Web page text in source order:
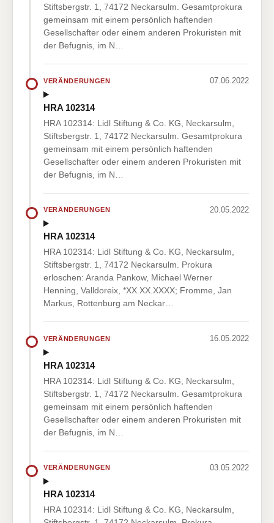
Stiftsbergstr. 1, 74172 Neckarsulm. Gesamtprokura
gemeinsam mit einem persönlich haftenden
Gesellschafter oder einem anderen Prokuristen mit
der Befugnis, im N…
VERÄNDERUNGEN 07.06.2022
HRA 102314
HRA 102314: Lidl Stiftung & Co. KG, Neckarsulm,
Stiftsbergstr. 1, 74172 Neckarsulm. Gesamtprokura
gemeinsam mit einem persönlich haftenden
Gesellschafter oder einem anderen Prokuristen mit
der Befugnis, im N…
VERÄNDERUNGEN 20.05.2022
HRA 102314
HRA 102314: Lidl Stiftung & Co. KG, Neckarsulm,
Stiftsbergstr. 1, 74172 Neckarsulm. Prokura
erloschen: Aranda Pankow, Michael Werner
Henning, Valldoreix, *XX.XX.XXXX; Fromme, Jan
Markus, Rottenburg am Neckar…
VERÄNDERUNGEN 16.05.2022
HRA 102314
HRA 102314: Lidl Stiftung & Co. KG, Neckarsulm,
Stiftsbergstr. 1, 74172 Neckarsulm. Gesamtprokura
gemeinsam mit einem persönlich haftenden
Gesellschafter oder einem anderen Prokuristen mit
der Befugnis, im N…
VERÄNDERUNGEN 03.05.2022
HRA 102314
HRA 102314: Lidl Stiftung & Co. KG, Neckarsulm,